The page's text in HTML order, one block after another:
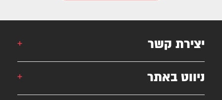
יצירת קשר
אורן: 052-6868777
ניווט באתר